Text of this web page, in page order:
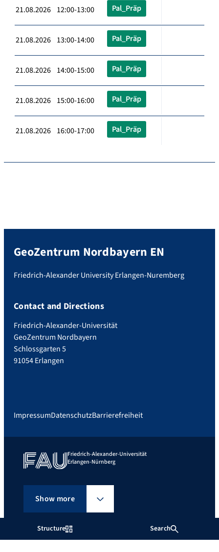
Structure Search
21.08.2026 12:00-13:00 Pal_Präp
21.08.2026 13:00-14:00 Pal_Präp
21.08.2026 14:00-15:00 Pal_Präp
21.08.2026 15:00-16:00 Pal_Präp
21.08.2026 16:00-17:00 Pal_Präp
GeoZentrum Nordbayern EN
Friedrich-Alexander University Erlangen-Nuremberg
Contact and Directions
Friedrich-Alexander-Universität
GeoZentrum Nordbayern
Schlossgarten 5
91054 Erlangen
ImpressumDatenschutzBarrierefreiheit
Friedrich-Alexander-Universität
Erlangen-Nürnberg
Show more